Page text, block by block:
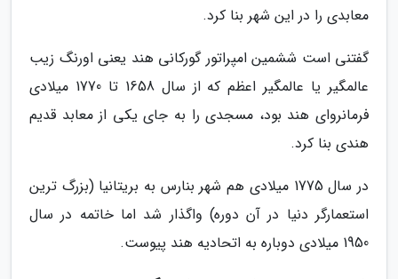
معابدی را در این شهر بنا کرد.
گفتنی است ششمین امپراتور گورکانی هند یعنی اورنگ زیب
عالمگیر یا عالمگیر اعظم که از سال 1658 تا 1770 میلادی
فرمانروای هند بود، مسجدی را به جای یکی از معابد قدیم
هندی بنا کرد.
در سال 1775 میلادی هم شهر بنارس به بریتانیا (بزرگ ترین
استعمارگر دنیا در آن دوره) واگذار شد اما خاتمه در سال
1950 میلادی دوباره به اتحادیه هند پیوست.